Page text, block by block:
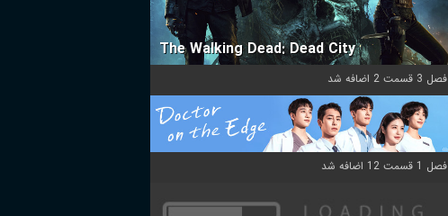
The Walking Dead: Dead City
فصل 3 قسمت 2 اضافه شد
فصل 1 قسمت 12 اضافه شد